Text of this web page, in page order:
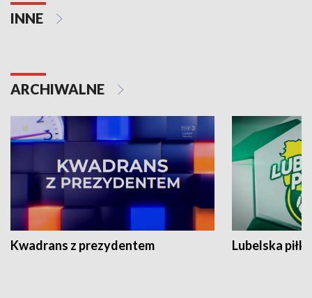
INNE
ARCHIWALNE
Kwadrans z prezydentem Lubelska piłka